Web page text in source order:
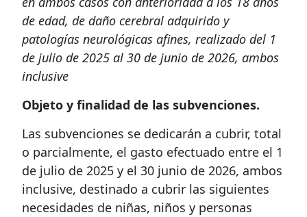
de edad, de daño cerebral adquirido y
patologías neurológicas afines, realizado del 1
de julio de 2025 al 30 de junio de 2026, ambos
inclusive
Objeto y finalidad de las subvenciones.
Las subvenciones se dedicarán a cubrir, total
o parcialmente, el gasto efectuado entre el 1
de julio de 2025 y el 30 junio de 2026, ambos
inclusive, destinado a cubrir las siguientes
necesidades de niñas, niños y personas